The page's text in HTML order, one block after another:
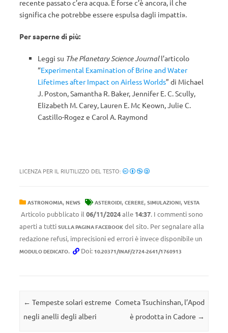
recente passato c’era acqua. E forse c’è ancora, il che
significa che potrebbe essere espulsa dagli impatti».
Per saperne di più:
Leggi su The Planetary Science Journall’articolo
“Experimental Examination of Brine and Water
Lifetimes after Impact on Airless Worlds” di Michael
J. Poston, Samantha R. Baker, Jennifer E. C. Scully,
Elizabeth M. Carey, Lauren E. Mc Keown, Julie C.
Castillo-Rogez e Carol A. Raymond
LICENZA PER IL RIUTILIZZO DEL TESTO:
ASTRONOMIA, NEWS ASTEROIDI, CERERE, SIMULAZIONI, VESTA
Articolo pubblicato il 06/11/2024alle 14:37. I commenti sono
aperti a tutti SULLA PAGINA FACEBOOK del sito. Per segnalare alla
redazione refusi, imprecisioni ed errori è invece disponibile un
MODULO DEDICATO. Doi: 10.20371/INAF/2724-2641/1760913
Navigazione articolo
← Tempeste solari estreme
negli anelli degli alberi
Cometa Tsuchinshan, l’Apod
è prodotta in Cadore →